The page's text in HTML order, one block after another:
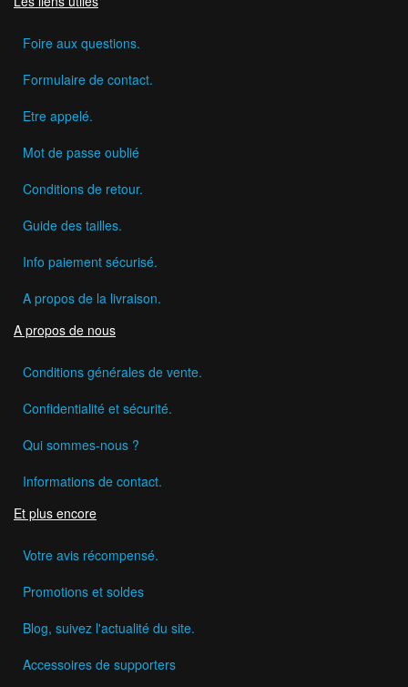
Foire aux questions.
Formulaire de contact.
Etre appelé.
Mot de passe oublié
Conditions de retour.
Guide des tailles.
Info paiement sécurisé.
A propos de la livraison.
A propos de nous
Conditions générales de vente.
Confidentialité et sécurité.
Qui sommes-nous ?
Informations de contact.
Et plus encore
Votre avis récompensé.
Promotions et soldes
Blog, suivez l'actualité du site.
Accessoires de supporters